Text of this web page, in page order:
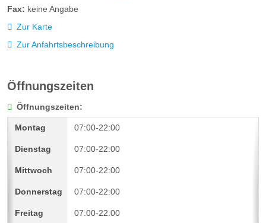
Fax: keine Angabe
Zur Karte
Zur Anfahrtsbeschreibung
Öffnungszeiten
Öffnungszeiten:
07:00-22:00
07:00-22:00
07:00-22:00
07:00-22:00
07:00-22:00